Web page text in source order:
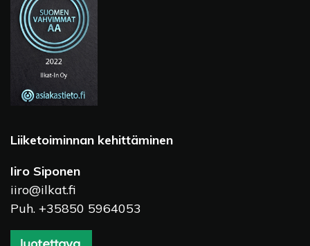
Liiketoiminnan kehittäminen
Iiro Siponen
iiro@ilkat.fi
Puh. +35850 5964053